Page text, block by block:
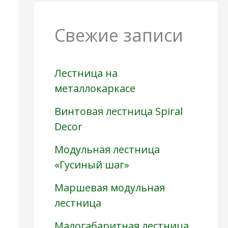
Свежие записи
Лестница на
металлокаркасе
Винтовая лестница Spiral
Decor
Модульная лестница
«Гусиный шаг»
Маршевая модульная
лестница